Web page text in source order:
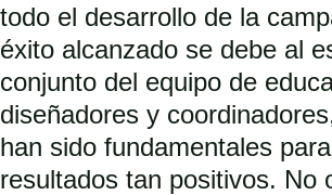
todo el desarrollo de la
éxito alcanzado se debe al
conjunto del equipo de
diseñadores y
han sido fundamentales
resultados tan positivos. No